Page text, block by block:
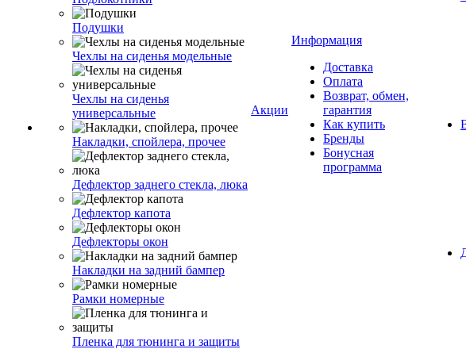
Подушки
Чехлы на сиденья модельные
Чехлы на сиденья
универсальные
Накладки, спойлера, прочее
Дефлектор заднего стекла, люка
Дефлектор капота
Дефлекторы окон
Накладки на задний бампер
Рамки номерные
Пленка для тюнинга и защиты
Акции
Информация
Доставка
Оплата
Возврат, обмен,
гарантия
Как купить
Бренды
Бонусная
программа